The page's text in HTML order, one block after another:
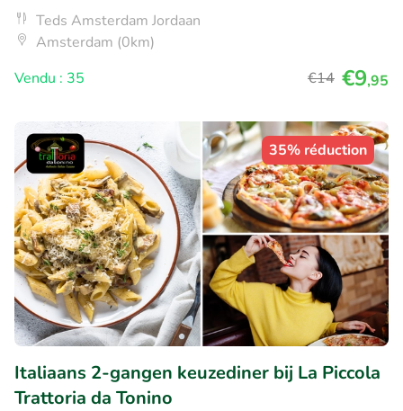
Teds Amsterdam Jordaan
Amsterdam (0km)
Vendu : 35
€14 €9,95
35% réduction
Italiaans 2-gangen keuzediner bij La Piccola
Trattoria da Tonino